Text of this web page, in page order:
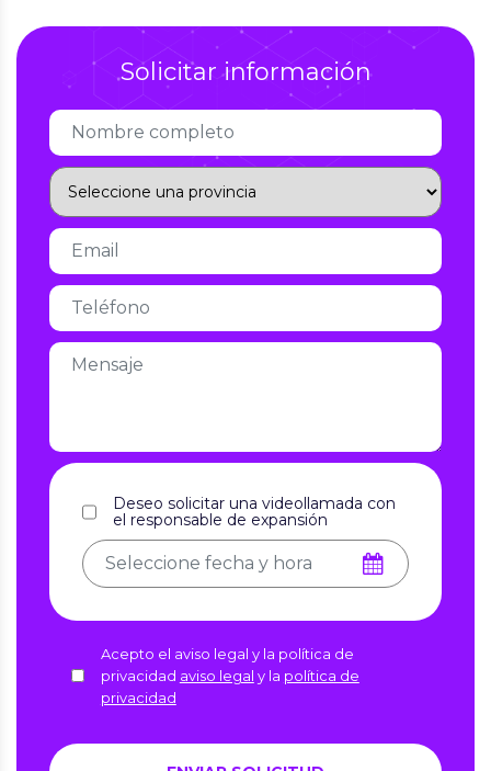
Solicitar información
Deseo solicitar una videollamada con
el responsable de expansión
Acepto el aviso legal y la política de
privacidad aviso legal y la política de
privacidad